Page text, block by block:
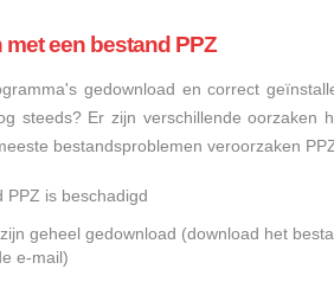
een bestand PPZ
gedownload en correct
steeds? Er zijn verschillende oorzaken
bestandsproblemen veroorzaken
PPZ is beschadigd
geheel gedownload (download het
e-mail)